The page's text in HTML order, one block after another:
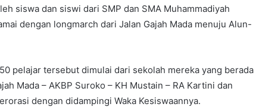
siswa dan siswi dari SMP dan SMA Muhammadiyah
dengan longmarch dari Jalan Gajah Mada menuju Alun-
pelajar tersebut dimulai dari sekolah mereka yang berada
Mada – AKBP Suroko – KH Mustain – RA Kartini dan
dengan didampingi Waka Kesiswaannya.